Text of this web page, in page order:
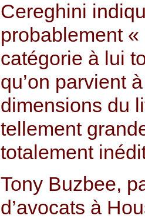
Cereghini
probablement
catégorie à lui
qu’on parvient
dimensions du
tellement
totalement
Tony Buzbee,
d’avocats à